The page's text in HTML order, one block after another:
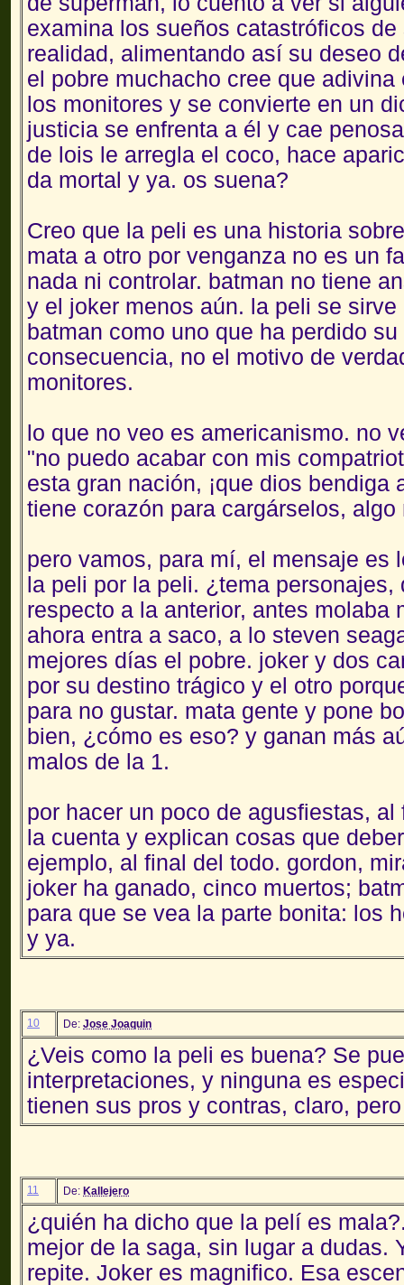
examina los sueños catastróficos
realidad, alimentando así su deseo
el pobre muchacho cree que
los monitores y se convierte en un
justicia se enfrenta a él y cae
de lois le arregla el coco, hace
da mortal y ya. os suena?
Creo que la peli es una historia
mata a otro por venganza no es un
nada ni controlar. batman no tiene
y el joker menos aún. la peli se
batman como uno que ha perdido
consecuencia, no el motivo de
monitores.
lo que no veo es americanismo. no
"no puedo acabar con mis
esta gran nación, ¡que dios bendiga
tiene corazón para cargárselos, algo
pero vamos, para mí, el mensaje es
la peli por la peli. ¿tema
respecto a la anterior, antes molaba
ahora entra a saco, a lo steven
mejores días el pobre. joker y dos
por su destino trágico y el otro
para no gustar. mata gente y pone
bien, ¿cómo es eso? y ganan más
malos de la 1.
por hacer un poco de agusfiestas,
la cuenta y explican cosas que
ejemplo, al final del todo. gordon,
joker ha ganado, cinco muertos;
para que se vea la parte bonita: los
y ya.
10 De: Jose Joaquin
¿Veis como la peli es buena? Se
interpretaciones, y ninguna es
tienen sus pros y contras, claro,
11 De: Kallejero
¿quién ha dicho que la pelí es
mejor de la saga, sin lugar a dudas.
repite. Joker es magnifico. Esa